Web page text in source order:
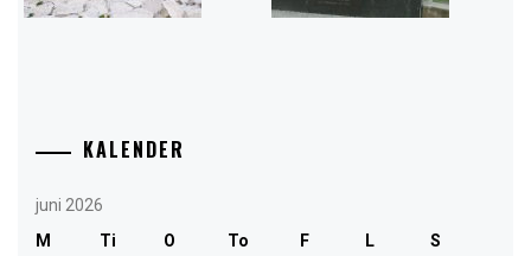
KALENDER
juni 2026
M
Ti O To F L
S